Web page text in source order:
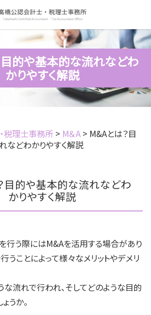
目的や基本的な流れなどわ
かりやすく解説
税理士事務所 > M＆A > M&Aとは？目
などわかりやすく解説
目的や基本的な流れなどわ
かりやすく解説
行う際にはM&Aを活用する場合があり
うことによって様々なメリットやデメリ
な流れで行われ、そしてどのような目的
うか。